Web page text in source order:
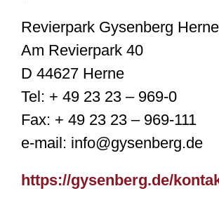
Revierpark Gysenberg
Am Revierpark 40
D 44627 Herne
Tel: + 49 23 23 – 969-0
Fax: + 49 23 23 – 969-111
e-mail: info@gysenberg.de
https://gysenberg.de/